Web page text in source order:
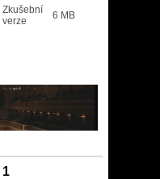
Zkušební
verze
6 MB
1